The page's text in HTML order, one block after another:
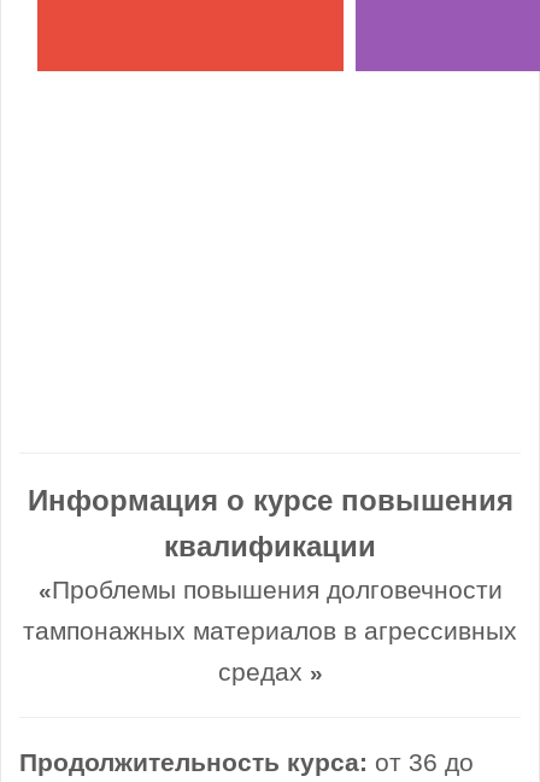
Информация о курсе повышения
квалификации
«Проблемы повышения долговечности
тампонажных материалов в агрессивных
средах »
Продолжительность курса: от 36 до